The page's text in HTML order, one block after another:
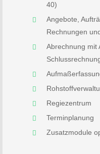
40)
Angebote,
Rechnungen
Abrechnung mit
Regiezentrum
Terminplanung
Zusatzmodule